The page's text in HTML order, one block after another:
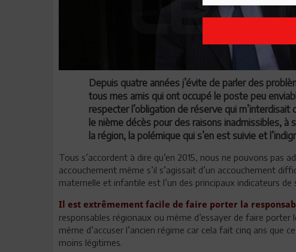
Depuis quatre années j’évite de parler des
tous mes amis qui ont occupé le poste peu
respecter l’obligation de réserve qui
le nième décès pour des raisons inadmissibles, à
la région, la polémique qui s’en est suivie et
Tous s’accordent à dire qu’en 2015, nous ne pouvons pas
accouchement même s’il s’agissait d’un accouchement
maternelle et infantile est l’un des principaux indicateurs de
Il est extrêmement facile de faire porter la
responsables régionaux ou même d’essayer de faire porter
même d’accuser l’ancien régime car cela fait cinq ans que
moins légitimes.